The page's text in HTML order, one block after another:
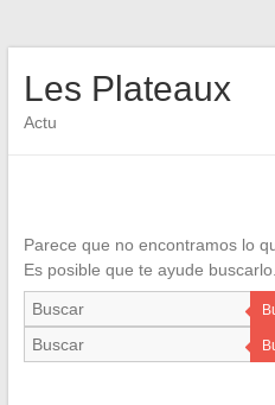
Les Plateaux
Actu
Parece que no encontramos lo
Es posible que te ayude buscarlo.